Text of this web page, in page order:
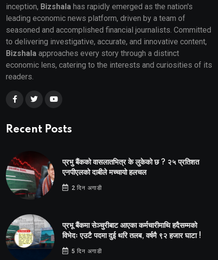
inception, Bizshala has rapidly emerged as the nation's
leading economic news platform, driven by a team of
seasoned and accomplished financial journalists. Committed
to delivering investigative, accurate, and innovative content,
Bizshala approaches every story through a distinct
economic lens, catering to the interests and curiosities of its
readers.
Recent Posts
प्रभु बैंकको वासलातभित्र के लुकेको छ ? २५ प्रतिशत
एनपीएलको दाबीले मच्चायो हलचल
2 दिन अगाडी
प्रभू बैंकमा सेञ्चुरीबाट आएका कर्मचारीमाथि हदैसम्मको
विभेदः एउटै पदमा दुई थरि तलब, वर्षमै ९२ हजार घाटा !
5 दिन अगाडी